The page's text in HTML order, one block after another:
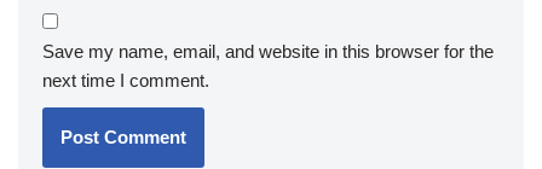
Save my name, email, and website in this browser for the
next time I comment.